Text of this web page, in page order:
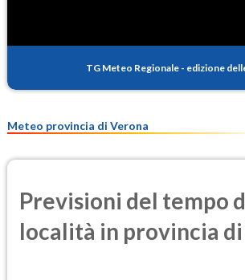
TG Meteo Regionale - edizione
Meteo provincia di Verona
Previsioni del tempo
località in provincia